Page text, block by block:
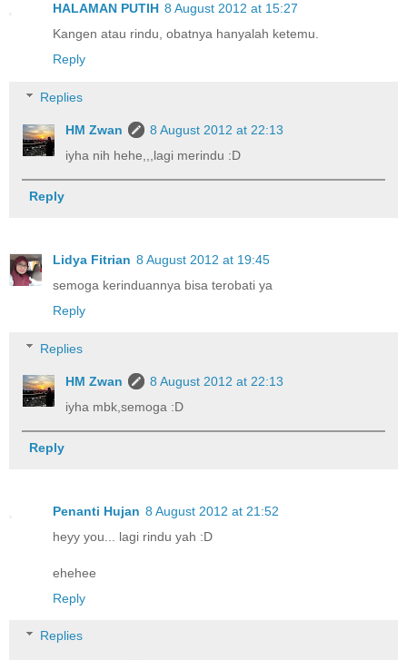
HALAMAN PUTIH 8 August 2012 at 15:27
Kangen atau rindu, obatnya hanyalah ketemu.
Reply
Replies
HM Zwan
8 August 2012 at 22:13
iyha nih hehe,,,lagi merindu :D
Reply
Lidya Fitrian 8 August 2012 at 19:45
semoga kerinduannya bisa terobati ya
Reply
Replies
HM Zwan
8 August 2012 at 22:13
iyha mbk,semoga :D
Reply
Penanti Hujan 8 August 2012 at 21:52
heyy you... lagi rindu yah :D
ehehee
Reply
Replies